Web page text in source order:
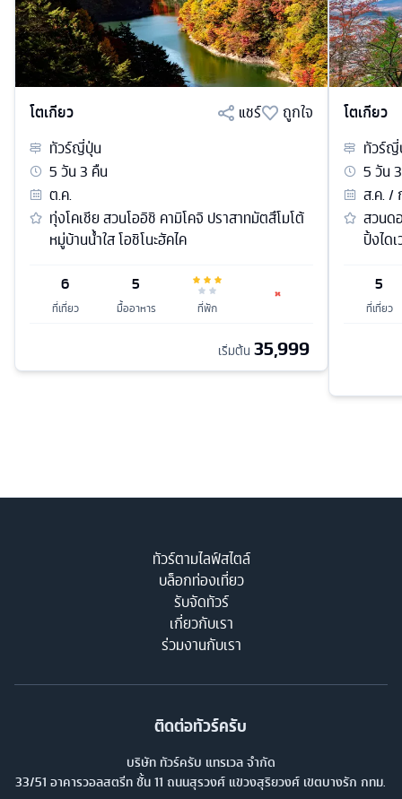
โตเกียว แชร์
ถูกใจ
ทัวร์ญี่ปุ่น
5วัน3 คืน
ต.ค.
ทุ่งโคเชีย สวนโออิชิ คามิโคจิ ปราสาทมัตสึโมโต้
หมู่บ้านน้ำใส โอชิโนะฮัคไค
6
ที่เที่ยว
5
มื้ออาหาร ที่พัก
เริ่มต้น 35,999
โตเกียว
ทัวร์ญี่
5วัน3
ส.ค. /
สวนด
ปิ้งได
5
ที่เที่ยว
ทัวร์ตามไลฟ์สไตล์
บล็อกท่องเที่ยว
รับจัดทัวร์
เกี่ยวกับเรา
ร่วมงานกับเรา
ติดต่อทัวร์ครับ
บริษัท ทัวร์ครับ แทรเวล จำกัด
33/51 อาคารวอลสตรีท ชั้น 11 ถนนสุรวงศ์ แขวงสุริยวงศ์ เขตบางรัก กทม.